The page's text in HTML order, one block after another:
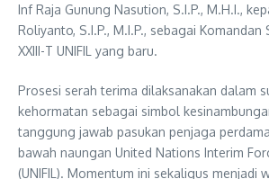
Inf Raja Gunung Nasution, S.I.P., M.H.I.,
Roliyanto, S.I.P., M.I.P., sebagai Komandan
XXIII-T UNIFIL yang baru.
Prosesi serah terima dilaksanakan dalam
kehormatan sebagai simbol
tanggung jawab pasukan penjaga
bawah naungan United Nations Interim
(UNIFIL). Momentum ini sekaligus menjadi